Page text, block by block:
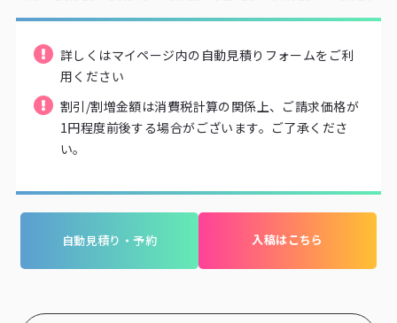
56
24,998 35,805 46,860 56,513 69,630 79,365
60
26,730 38,363 50,243 60,720 74,993 85,470
64
29,700 42,900 56,513 68,310 84,728 96,360
31,350
76
32,753 47,520 62,700 75,900 94,133 107,250
詳しくはマイページ内の自動見積りフォームをご利
用ください
割引/割増金額は消費税計算の関係上、ご請求価格が
1円程度前後する場合がございます。ご了承くださ
い。
自動見積り・予約 入稿はこちら